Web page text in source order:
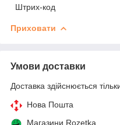
Штрих-код
Приховати
Умови доставки
Доставка здійснюється
Нова Пошта
Магазини Rozetka